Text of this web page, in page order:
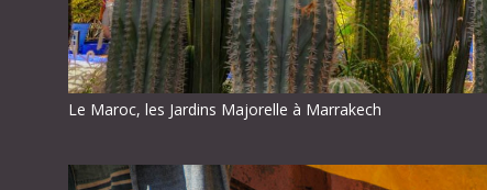
Le Maroc, les Jardins Majorelle à Marrakech